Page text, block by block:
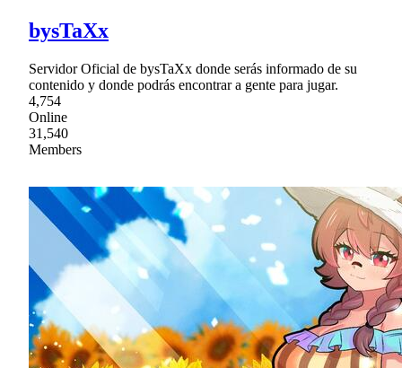
bysTaXx
Servidor Oficial de bysTaXx donde serás informado de su
contenido y donde podrás encontrar a gente para jugar.
4,754
Online
31,540
Members